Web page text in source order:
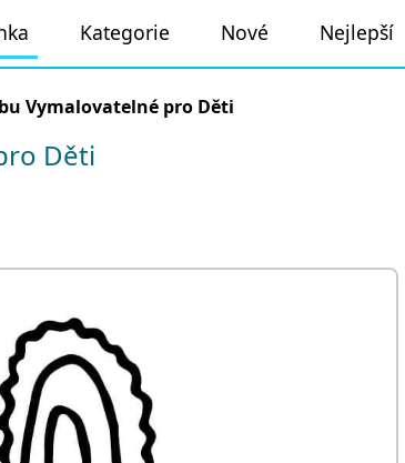
Kategorie Nové Nejlepší
Vymalovatelné pro Děti
Děti